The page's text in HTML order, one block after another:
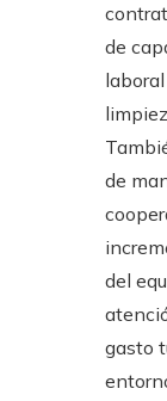
de
de
del
gasto